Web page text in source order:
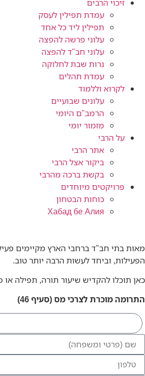
זיכוי הרבים
עמדת תפילין לעסק
תפילין ליד כל אחד
עלוני פרשה להפצה
עלוני חב"ד להפצה
נרות שבת לחלוקה
עמדת תהלים
לקרוא וללמוד
עלונים שבועיים
הרמב"ם היומי
מזמור יומי
על הרבי
אתר הרבי
ביקור אצל הרבי
בקשת ברכה מהרבי
פרויקטים מיוחדים
כוחות הבטחון
Хабад бе Алия
מאות בתי חב"ד ברחבי הארץ מקיימים
הפעילות, וביחד לעשות הרבה יותר טוב.
כאן תוכלו להקדיש שיעור תורה, תפילה או
התרומה מוכרת לצרכי מס (סעיף 46)